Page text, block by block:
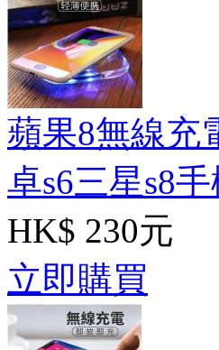
蘋果8無線充
卓s6三星s8手
HK$ 230元
立即購買